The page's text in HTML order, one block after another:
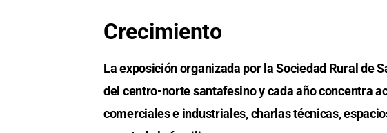
Crecimiento
La exposición organizada por la Sociedad Rural de
del centro-norte santafesino y cada año concentra
comerciales e industriales, charlas técnicas,